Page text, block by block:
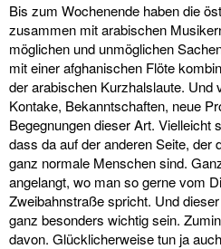
Bis zum Wochenende haben die
zusammen mit arabischen
möglichen und unmöglichen
mit einer afghanischen Flöte
der arabischen Kurzhalslaute. Und
Kontake, Bekanntschaften, neue
Begegnungen dieser Art. Vielleicht
dass da auf der anderen Seite, der
ganz normale Menschen sind.
angelangt, wo man so gerne vom
Zweibahnstraße spricht. Und
ganz besonders wichtig sein.
davon. Glücklicherweise tun ja